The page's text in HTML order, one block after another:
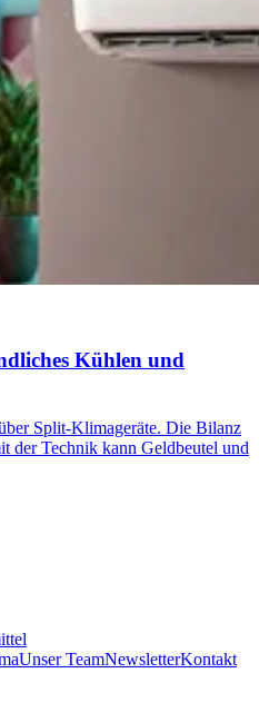
Kühlen und
Split-Klimageräte. Die Bilanz
der Technik kann Geldbeutel und
Unser TeamNewsletterKontakt